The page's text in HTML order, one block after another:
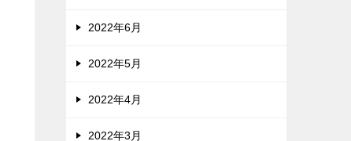
2022年6月
2022年5月
2022年4月
2022年3月